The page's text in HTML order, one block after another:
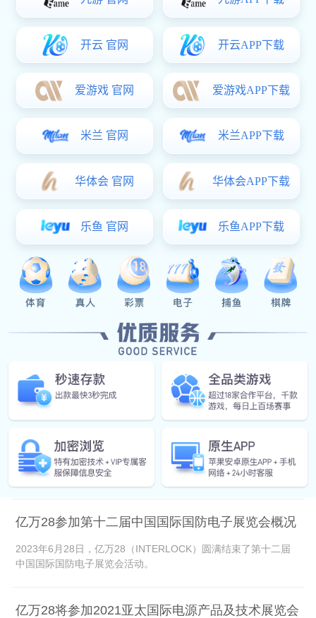
2023年10月20日，亿万28（INTERLOCK）圆满结束了2023年中
国（山东）储能峰会活动。
2023年9月24日，亿万28（INTERLOCK）圆满结束了2023世界
亿万28参加2023世界显示产业大会概况
2023年9月8日，亿万28（INTERLOCK）圆满结束了2023世界显
亿万28参加2023广州国际储能及清洁能源博览会概况
2023年8月10日，亿万28（INTERLOCK）圆满结束了2023广州
国际储能及清洁能源博览会活动。
2023年7月30日，亿万28（INTERLOCK）圆满结束了世界汽车
制造技术暨智能装备博览会武汉工业自动化技术主题展活动。
2023年7月15日，亿万28（INTERLOCK）圆满结束了2023中国
（西部）电子信息博览会活动。
亿万28参加第十二届中国国际国防电子展览会概况
2023年6月28日，亿万28（INTERLOCK）圆满结束了第十二届
中国国际国防电子展览会活动。
亿万28将参加2021亚太国际电源产品及技术展览会